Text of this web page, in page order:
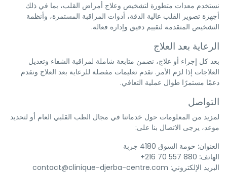
نستخدم معدات متطورة لتشخيص وعلاج أمراض القلب، بما في ذلك
أجهزة تصوير القلب عالية الدقة، أدوات المراقبة المستمرة، وأنظمة
التشخيص المتقدمة لتقييم دقيق وإدارة فعالة.
الرعاية بعد العلاج
بعد كل إجراء أو علاج، نضمن متابعة شاملة لمراقبة الشفاء وتعديل
العلاجات إذا لزم الأمر. نقدم تعليمات مفصلة للرعاية بعد العلاج ونقدم
دعمًا مستمرًا طوال عملية التعافي.
التواصل
لمزيد من المعلومات حول خدماتنا في مجال الطب القلبي العام أو لتحديد
موعد، يرجى الاتصال بنا على:
العنوان: حومة السوق 4180 جربة
الهاتف:
البريد الإلكتروني: